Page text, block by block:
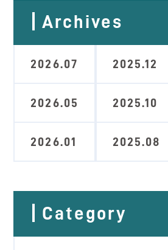
Archives
2026.07
2026.05
2026.01
2025.12
2025.10
2025.08
Category